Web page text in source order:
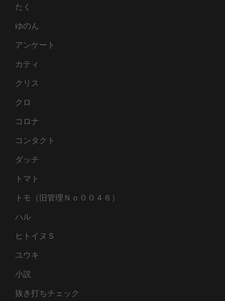
たく
ゆのん
アンケート
カティ
クリス
クロ
コロナ
コンタクト
ダッチ
トマト
トモ（旧管理Ｎｏ００４６）
ハル
ヒトイヌＳ
ユウキ
小説
抜き打ちチェック